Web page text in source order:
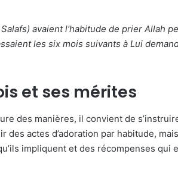
avaient l’habitude de prier Allah
les six mois suivants à Lui
et ses mérites
des manières, il convient de
des actes d’adoration par habitude,
impliquent et des récompenses qui